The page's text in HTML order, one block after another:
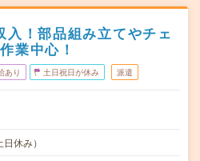
入！部品組み立てやチェ
業中心！
あり 土日祝日が休み 派遣
休み）